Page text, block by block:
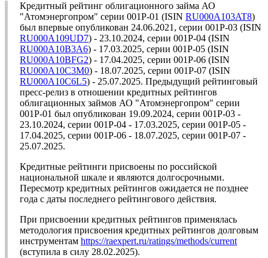
Кредитный рейтинг облигационного займа АО
"Атомэнергопром" серии 001P-01 (ISIN RU000A103AT8)
был впервые опубликован 24.06.2021, серии 001P-03 (ISIN
RU000A109UD7) - 23.10.2024, серии 001P-04 (ISIN
RU000A10B3A6) - 17.03.2025, серии 001P-05 (ISIN
RU000A10BFG2) - 17.04.2025, серии 001P-06 (ISIN
RU000A10C3M0) - 18.07.2025, серии 001P-07 (ISIN
RU000A10C6L5) - 25.07.2025. Предыдущий рейтинговый
пресс-релиз в отношении кредитных рейтингов
облигационных займов АО "Атомэнергопром" серии
001P-01 был опубликован 19.09.2024, серии 001P-03 -
23.10.2024, серии 001P-04 - 17.03.2025, серии 001P-05 -
17.04.2025, серии 001P-06 - 18.07.2025, серии 001P-07 -
25.07.2025.
Кредитные рейтинги присвоены по российской
национальной шкале и являются долгосрочными.
Пересмотр кредитных рейтингов ожидается не позднее
года с даты последнего рейтингового действия.
При присвоении кредитных рейтингов применялась
методология присвоения кредитных рейтингов долговым
инструментам https://raexpert.ru/ratings/methods/current
(вступила в силу 28.02.2025).